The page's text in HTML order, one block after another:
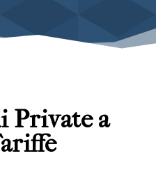
Private a